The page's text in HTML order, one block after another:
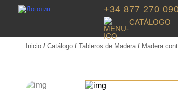
+34 877 270 090
CATÁLOGO
Inicio / Catálogo / Tableros de Madera/ Madera